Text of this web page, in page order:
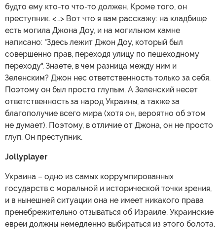
будто ему кто-то что-то должен. Кроме того, он
преступник. <…> Вот что я вам расскажу: на кладбище
есть могила Джона Доу, и на могильном камне
написано: "Здесь лежит Джон Доу, который был
совершенно прав, переходя улицу по пешеходному
переходу". Знаете, в чем разница между ним и
Зеленским? Джон нес ответственность только за себя.
Поэтому он был просто глупым. А Зеленский несет
ответственность за народ Украины, а также за
благополучие всего мира (хотя он, вероятно об этом
не думает). Поэтому, в отличие от Джона, он не просто
глуп. Он преступник.
Jollyplayer
Украина – одно из самых коррумпированных
государств с моральной и исторической точки зрения,
и в нынешней ситуации она не имеет никакого права
пренебрежительно отзываться об Израиле. Украинские
евреи должны немедленно выбираться из этого болота.